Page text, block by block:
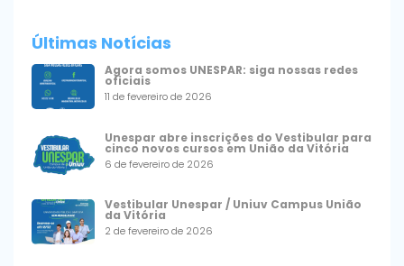
Últimas Notícias
Agora somos UNESPAR: siga nossas redes
oficiais
11 de fevereiro de 2026
Unespar abre inscrições do Vestibular para
cinco novos cursos em União da Vitória
6 de fevereiro de 2026
Vestibular Unespar / Uniuv Campus União
da Vitória
2 de fevereiro de 2026